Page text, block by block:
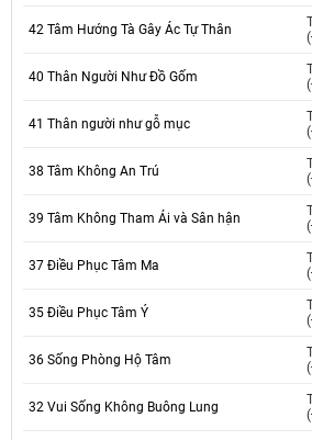
42 Tâm Hướng Tà Gây Ác Tự Thân
40 Thân Người Như Đồ Gốm
41 Thân người như gỗ mục
38 Tâm Không An Trú
39 Tâm Không Tham Ái và Sân hận
37 Điều Phục Tâm Ma
35 Điều Phục Tâm Ý
36 Sống Phòng Hộ Tâm
32 Vui Sống Không Buông Lung